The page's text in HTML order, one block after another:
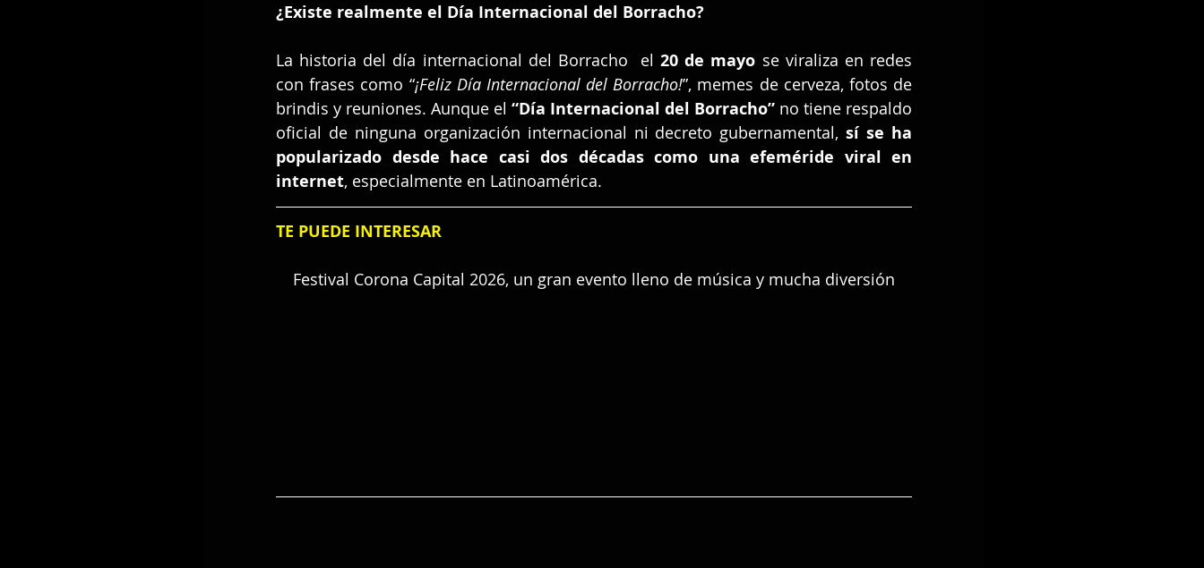
¿Existe realmente el Día Internacional del Borracho?
La historia del día internacional del Borracho  el 20 de mayo se viraliza en redes
con frases como “¡Feliz Día Internacional del Borracho!”, memes de cerveza, fotos de
brindis y reuniones. Aunque el “Día Internacional del Borracho” no tiene respaldo
oficial de ninguna organización internacional ni decreto gubernamental, sí se ha
popularizado desde hace casi dos décadas como una efeméride viral en
internet, especialmente en Latinoamérica.
TE PUEDE INTERESAR
Festival Corona Capital 2026, un gran evento lleno de música y mucha diversión